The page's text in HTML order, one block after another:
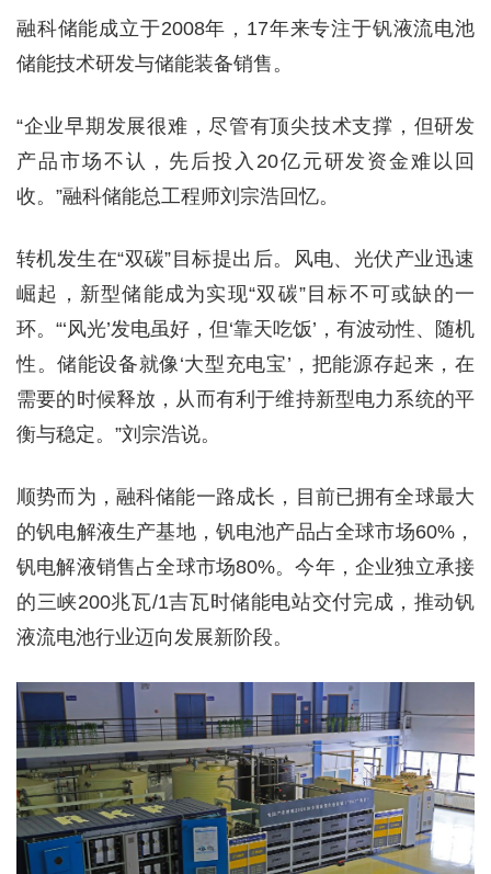
融科储能成立于2008年，17年来专注于钒液流电池
储能技术研发与储能装备销售。
“企业早期发展很难，尽管有顶尖技术支撑，但研发
产品市场不认，先后投入20亿元研发资金难以回
收。”融科储能总工程师刘宗浩回忆。
转机发生在“双碳”目标提出后。风电、光伏产业迅速
崛起，新型储能成为实现“双碳”目标不可或缺的一
环。“‘风光’发电虽好，但‘靠天吃饭’，有波动性、随机
性。储能设备就像‘大型充电宝’，把能源存起来，在
需要的时候释放，从而有利于维持新型电力系统的平
衡与稳定。”刘宗浩说。
顺势而为，融科储能一路成长，目前已拥有全球最大
的钒电解液生产基地，钒电池产品占全球市场60%，
钒电解液销售占全球市场80%。今年，企业独立承接
的三峡200兆瓦/1吉瓦时储能电站交付完成，推动钒
液流电池行业迈向发展新阶段。